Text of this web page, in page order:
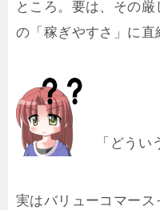
ところ。要は、その
の「稼ぎやすさ」に直
「どうい
実はバリューコマー